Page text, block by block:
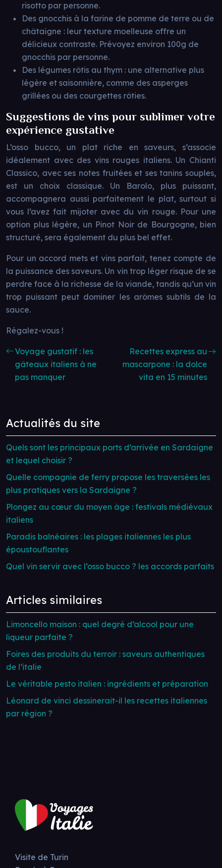
risotto par personne.
Des gnocchis à la farine de pomme de terre ou de
châtaigne : leur texture moelleuse offre un
délicieux contraste. Prévoyez environ 100g de
gnocchis par personne.
Des légumes rôtis au thym : une alternative plus
légère et saisonnière, comme des asperges
grillées ou des courgettes rôties.
Suggestions de vins pour sublimer votre
expérience gustative
L’osso bucco, un plat riche en saveurs, s’associe
idéalement avec des vins rouges italiens. Un Chianti
Classico, avec ses notes fruitées et ses tanins souples,
est un choix classique. Un Barolo, plus puissant,
accompagnera aussi parfaitement le plat, surtout si
vous l’avez fait mijoter avec du vin rouge. Pour une
option plus légère, un Pinot Noir de Bourgogne, bien
structuré, sera également du plus bel effet.
Pour un accord mets et vins parfait, tenez compte de
la puissance des saveurs. Un vin trop léger risque de se
perdre face à la richesse de la viande, tandis qu’un vin
trop puissant peut dominer les arômes subtils de la
sauce.
Régalez-vous !
Voyage gustatif : les
gâteaux italiens à ne
pas manquer
Recettes express au
mascarpone : la dolce
vita en 15 minutes
Actualités du site
Quels sont les principaux ports d’arrivée en Sardaigne
et lequel choisir ?
Quelle compagnie de ferry propose les traversées les
plus pratiques vers la Sardaigne ?
Plongez au cœur du moyen âge : festivals médiévaux
italiens
Paradis balnéaires : les plages italiennes les plus
époustouflantes
Quel vin servir avec l’osso bucco ? les accords parfaits
Articles similaires
Limoncello maison : quel degré d’alcool pour une
liqueur parfaite ?
Foires des produits du terroir : saveurs authentiques
de l’italie
Le véritable pesto italien : ingrédients et préparation
Léonard de vinci dessinerait-il les recettes italiennes
par région ?
Visite de Turin